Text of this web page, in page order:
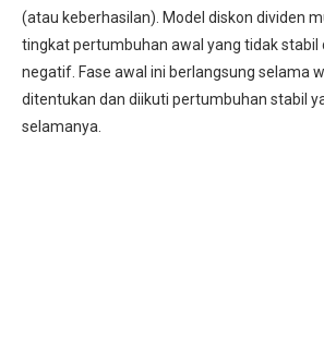
(atau keberhasilan). Model diskon dividen
tingkat pertumbuhan awal yang tidak stabil
negatif. Fase awal ini berlangsung selama
ditentukan dan diikuti pertumbuhan stabil
selamanya.